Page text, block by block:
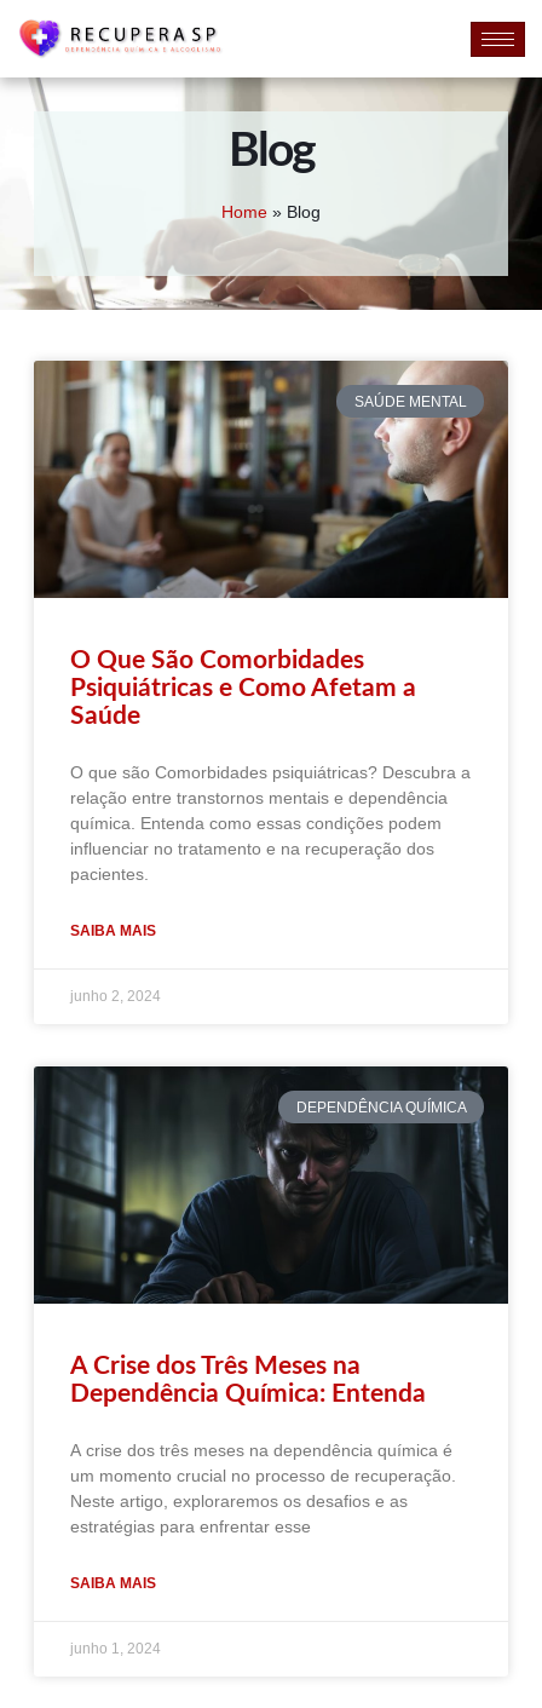
Blog
Home » Blog
SAÚDE MENTAL
O Que São Comorbidades
Psiquiátricas e Como Afetam a
Saúde
O que são Comorbidades psiquiátricas? Descubra a
relação entre transtornos mentais e dependência
química. Entenda como essas condições podem
influenciar no tratamento e na recuperação dos
pacientes.
SAIBA MAIS
junho 2, 2024
DEPENDÊNCIA QUÍMICA
A Crise dos Três Meses na
Dependência Química: Entenda
A crise dos três meses na dependência química é
um momento crucial no processo de recuperação.
Neste artigo, exploraremos os desafios e as
estratégias para enfrentar esse
SAIBA MAIS
junho 1, 2024